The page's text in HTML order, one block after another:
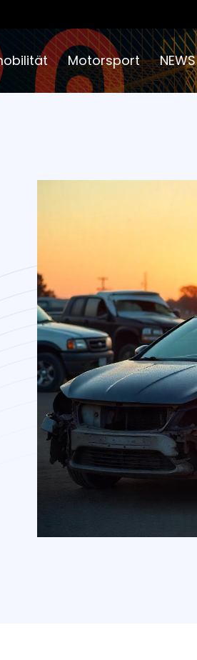
Motorsport NEWS